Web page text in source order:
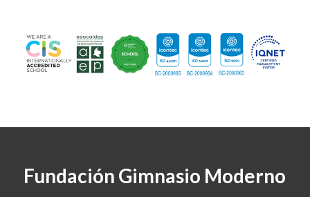
Fundación Gimnasio Moderno